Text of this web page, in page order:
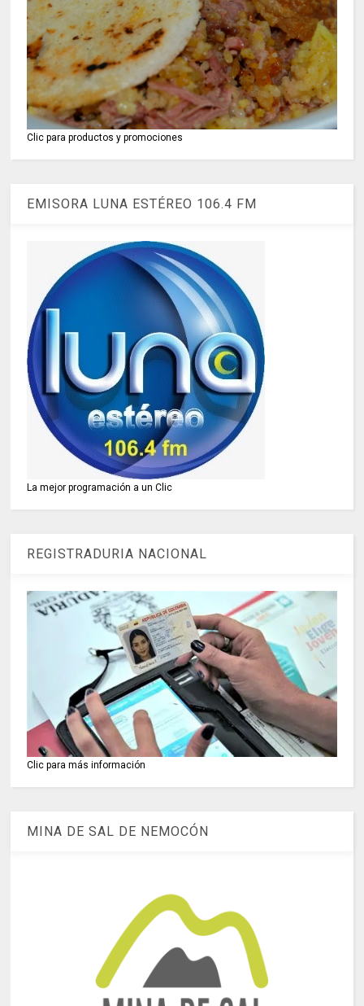
Clic para productos y promociones
EMISORA LUNA ESTÉREO 106.4 FM
La mejor programación a un Clic
REGISTRADURIA NACIONAL
Clic para más información
MINA DE SAL DE NEMOCÓN